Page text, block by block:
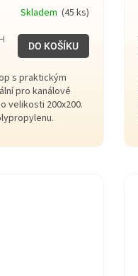
Skladem (45 ks)
DO KOŠÍKU
s praktickým
pro kanálové
velikosti 200x200.